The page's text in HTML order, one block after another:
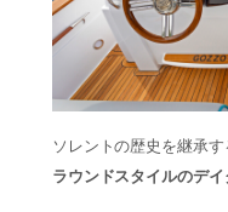
ソレントの歴史を継承
ラウンドスタイルのデイ